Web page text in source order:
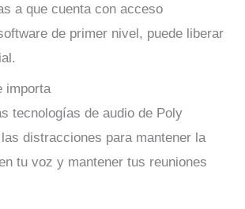
a que cuenta con acceso
de primer nivel, puede liberar
importa
tecnologías de audio de Poly
distracciones para mantener la
tu voz y mantener tus reuniones